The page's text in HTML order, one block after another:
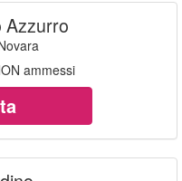
Azzurro
ammessi